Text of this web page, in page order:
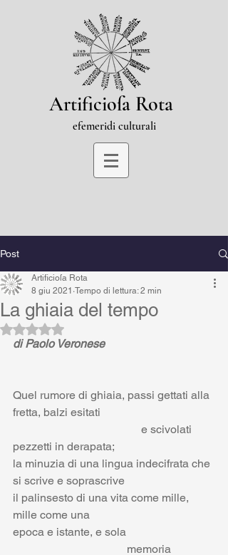
Artificioſa Rota
efemeridi culturali
Post
La ghiaia del tempo
Artificioſa Rota
8 giu 2021 Tempo di lettura: 2 min
Valutazione NaN stelle su 5.
di Paolo Veronese
Quel rumore di ghiaia, passi gettati alla
fretta, balzi esitati
pezzetti in derapata;
la minuzia di una lingua indecifrata che
si scrive e soprascrive
il palinsesto di una vita come mille,
mille come una
epoca e istante, e sola